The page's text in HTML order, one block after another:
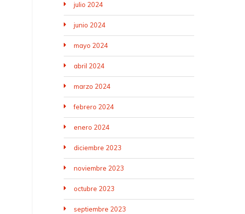
julio 2024
junio 2024
mayo 2024
abril 2024
marzo 2024
febrero 2024
enero 2024
diciembre 2023
noviembre 2023
octubre 2023
septiembre 2023